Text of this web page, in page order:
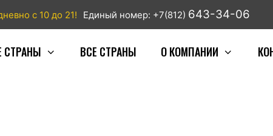
с 10 до 21! Единый номер: +7(812) 643-34-06
СТРАНЫ ВСЕ СТРАНЫ О КОМПАНИИ